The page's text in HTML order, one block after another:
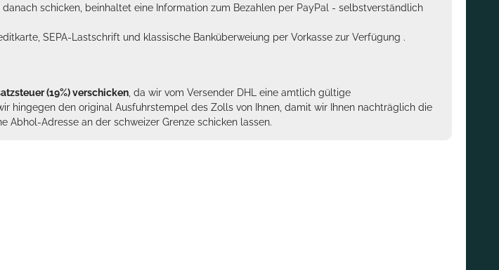
schicken, beinhaltet eine Information zum Bezahlen per PayPal - selbstverständlich
SEPA-Lastschrift und klassische Banküberweiung per Vorkasse zur Verfügung .
(19%) verschicken , da wir vom Versender DHL eine amtlich gültige
den original Ausfuhrstempel des Zolls von Ihnen, damit wir Ihnen nachträglich die
Abhol-Adresse an der schweizer Grenze schicken lassen.